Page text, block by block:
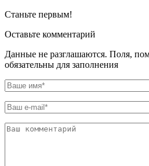
Станьте первым!
Оставьте комментарий
Данные не разглашаются. Поля,
обязательны для заполнения